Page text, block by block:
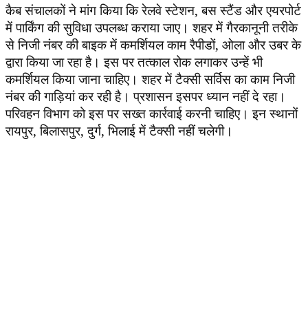
कैब संचालकों ने मांग किया कि रेलवे स्टेशन,बस स्टैंड और एयरपोर्ट
में पार्किंग की सुविधा उपलब्ध कराया जाए। शहर में गैरकानूनी तरीके
से निजी नंबर की बाइक में कमर्शियल काम रैपीडों, ओला और उबर के
द्वारा किया जा रहा है। इस पर तत्काल रोक लगाकर उन्हें भी
कमर्शियल किया जाना चाहिए। शहर में टैक्सी सर्विस का काम निजी
नंबर की गाड़ियां कर रही है। प्रशासन इसपर ध्यान नहीं दे रहा।
परिवहन विभाग को इस पर सख्त कार्रवाई करनी चाहिए। इन स्थानों
रायपुर,बिलासपुर,दुर्ग,भिलाई में टैक्सी नहीं चलेगी।